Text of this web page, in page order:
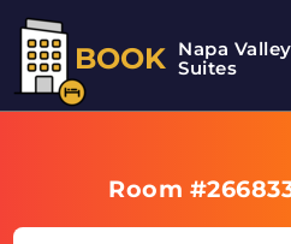
BOOK Napa
Suites
Room